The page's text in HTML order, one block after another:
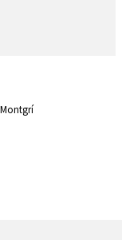
Montgrí